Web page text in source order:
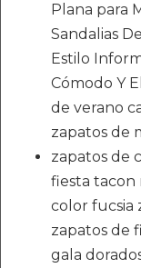
Plana para
Sandalias
Estilo
Cómodo Y
de verano
zapatos de
zapatos de
fiesta tacon
color fucsia
zapatos de
gala